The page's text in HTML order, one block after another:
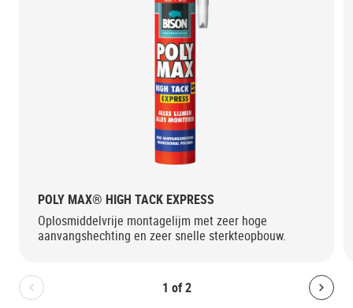
1 of 2
Bolton.General.PreviousSlide
POLY MAX® HIGH TACK EXPRESS
Oplosmiddelvrije montagelijm met zeer hoge
aanvangshechting en zeer snelle sterkteopbouw.